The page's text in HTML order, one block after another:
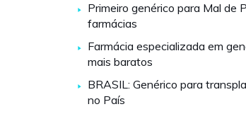
Primeiro genérico para Mal de
farmácias
Farmácia especializada em
mais baratos
BRASIL: Genérico para
no País